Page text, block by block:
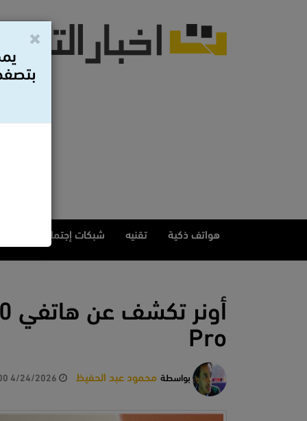
هواتف ذكية تقنيه شبكات إجتماعيه
Pro
بواسطة محمود عبد الحفيظ